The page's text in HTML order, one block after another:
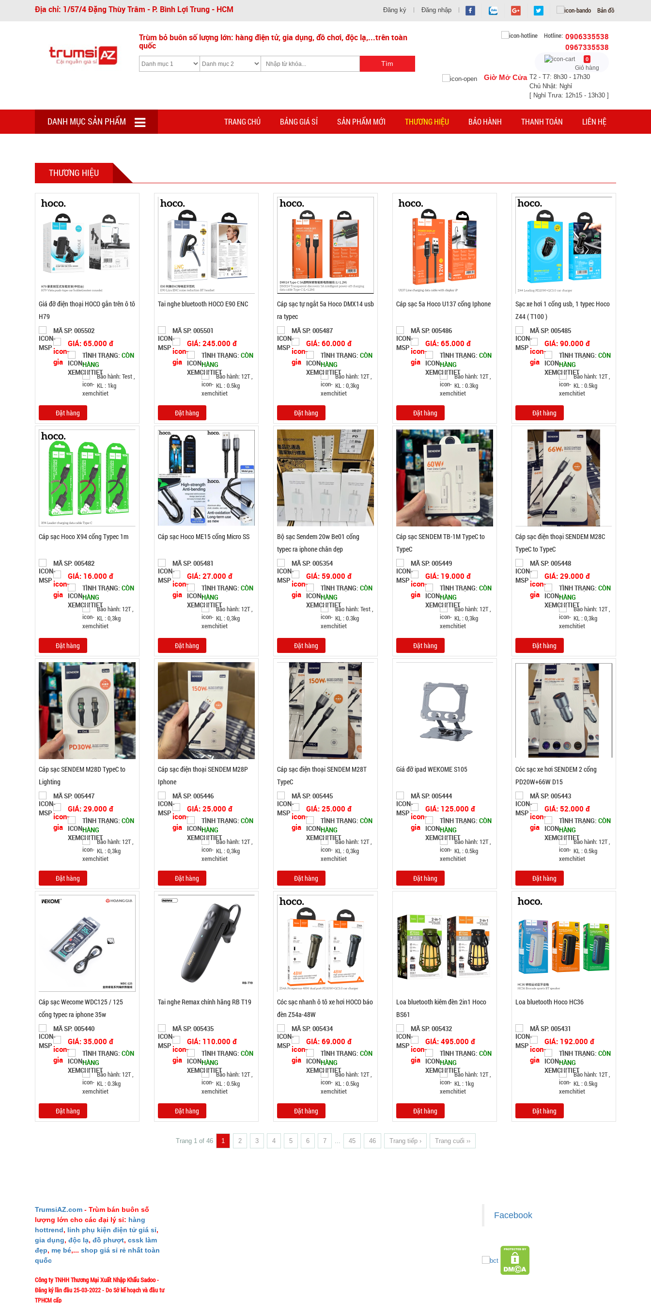
Địa chỉ: 1/57/4 Đặng Thùy Trâm - P. Bình Lợi Trung - HCM Bản đồ
Đăng ký Đăng nhập
Trùm bỏ buôn số lượng lớn: hàng điện tử, gia dụng, đồ chơi, độc lạ,...trên toàn
quốc
Hotline: 0906335538
0967335538
0
Giỏ hàng
Giờ Mở Cửa T2 - T7: 8h30 - 17h30
Chủ Nhật: Nghỉ
[ Nghỉ Trưa: 12h15 - 13h30 ]
DANH MỤC SẢN PHẨM TRANG CHỦ BẢNG GIÁ SỈ SẢN PHẨM MỚI THƯƠNG HIỆU BẢO HÀNH THANH TOÁN LIÊN HỆ
THƯƠNG HIỆU
Giá đỡ điện thoại HOCO gắn trên ô tô
H79
MÃ SP: 005502
GIÁ: 65.000 đ
TÌNH TRẠNG: CÒN
HÀNG
Bảo hành: Test ,
KL : 1kg
Đặt hàng
Tai nghe bluetooth HOCO E90 ENC
MÃ SP: 005501
GIÁ: 245.000 đ
TÌNH TRẠNG: CÒN
HÀNG
Bảo hành: 12T ,
KL : 0.5kg
Đặt hàng
Cáp sạc tự ngắt 5a Hoco DMX14 usb
ra typec
MÃ SP: 005487
GIÁ: 60.000 đ
TÌNH TRẠNG: CÒN
HÀNG
Bảo hành: 12T ,
KL : 0,3kg
Đặt hàng
Cáp sạc 5a Hoco U137 cổng Iphone
MÃ SP: 005486
GIÁ: 65.000 đ
TÌNH TRẠNG: CÒN
HÀNG
Bảo hành: 12T ,
KL : 0.3kg
Đặt hàng
Sạc xe hơi 1 cổng usb, 1 typec Hoco
Z44 ( T100 )
MÃ SP: 005485
GIÁ: 90.000 đ
TÌNH TRẠNG: CÒN
HÀNG
Bảo hành: 12T ,
KL : 0.5kg
Đặt hàng
Cáp sạc Hoco X94 cổng Typec 1m
MÃ SP: 005482
GIÁ: 16.000 đ
TÌNH TRẠNG: CÒN
HÀNG
Bảo hành: 12T ,
KL : 0,3kg
Đặt hàng
Cáp sạc Hoco ME15 cổng Micro SS
MÃ SP: 005481
GIÁ: 27.000 đ
TÌNH TRẠNG: CÒN
HÀNG
Bảo hành: 12T ,
KL : 0,3kg
Đặt hàng
Bộ sạc Sendem 20w Be01 cổng
typec ra iphone chân dẹp
MÃ SP: 005354
GIÁ: 59.000 đ
TÌNH TRẠNG: CÒN
HÀNG
Bảo hành: Test ,
KL : 0.3kg
Đặt hàng
Cáp sạc SENDEM TB-1M TypeC to
TypeC
MÃ SP: 005449
GIÁ: 19.000 đ
TÌNH TRẠNG: CÒN
HÀNG
Bảo hành: 12T ,
KL : 0,3kg
Đặt hàng
Cáp sạc điện thoại SENDEM M28C
TypeC to TypeC
MÃ SP: 005448
GIÁ: 29.000 đ
TÌNH TRẠNG: CÒN
HÀNG
Bảo hành: 12T ,
KL : 0,3kg
Đặt hàng
Cáp sạc SENDEM M28D TypeC to
Lighting
MÃ SP: 005447
GIÁ: 29.000 đ
TÌNH TRẠNG: CÒN
HÀNG
Bảo hành: 12T ,
KL : 0,3kg
Đặt hàng
Cáp sạc điện thoại SENDEM M28P
Iphone
MÃ SP: 005446
GIÁ: 25.000 đ
TÌNH TRẠNG: CÒN
HÀNG
Bảo hành: 12T ,
KL : 0,3kg
Đặt hàng
Cáp sạc điện thoại SENDEM M28T
TypeC
MÃ SP: 005445
GIÁ: 25.000 đ
TÌNH TRẠNG: CÒN
HÀNG
Bảo hành: 12T ,
KL : 0,3kg
Đặt hàng
Giá đỡ ipad WEKOME S105
MÃ SP: 005444
GIÁ: 125.000 đ
TÌNH TRẠNG: CÒN
HÀNG
Bảo hành: 12T ,
KL : 0.5kg
Đặt hàng
Cóc sạc xe hơi SENDEM 2 cổng
PD20W+66W D15
MÃ SP: 005443
GIÁ: 52.000 đ
TÌNH TRẠNG: CÒN
HÀNG
Bảo hành: 12T ,
KL : 0.5kg
Đặt hàng
Cáp sạc Wecome WDC125 / 125
cổng typec ra iphone 35w
MÃ SP: 005440
GIÁ: 35.000 đ
TÌNH TRẠNG: CÒN
HÀNG
Bảo hành: 12T ,
KL : 0.3kg
Đặt hàng
Tai nghe Remax chính hãng RB T19
MÃ SP: 005435
GIÁ: 110.000 đ
TÌNH TRẠNG: CÒN
HÀNG
Bảo hành: 12T ,
KL : 0.5kg
Đặt hàng
Cóc sạc nhanh ô tô xe hơi HOCO báo
đèn Z54a-48W
MÃ SP: 005434
GIÁ: 69.000 đ
TÌNH TRẠNG: CÒN
HÀNG
Bảo hành: 12T ,
KL : 0.5kg
Đặt hàng
Loa bluetooth kiêm đèn 2in1 Hoco
BS61
MÃ SP: 005432
GIÁ: 495.000 đ
TÌNH TRẠNG: CÒN
HÀNG
Bảo hành: 12T ,
KL : 1kg
Đặt hàng
Loa bluetooth Hoco HC36
MÃ SP: 005431
GIÁ: 192.000 đ
TÌNH TRẠNG: CÒN
HÀNG
Bảo hành: 12T ,
KL : 0.5kg
Đặt hàng
Trang 1 of 46 1 2 3 4 5 6 7 ... 45 46 Trang tiếp › Trang cuối ››
TrumsiAZ.com - Trùm bán buôn số
lượng lớn cho các đại lý sỉ: hàng
hottrend, linh phụ kiện điện tử giá sỉ,
gia dụng, độc lạ, đồ phượt, cssk làm
đẹp, mẹ bé,... shop giá sỉ rẻ nhất toàn
quốc
Công ty TNHH Thương Mại Xuất Nhập Khẩu Sadoo-
Đăng ký lần đầu 25-03-2022 - Do Sở kế hoạch và đầu tư
TPHCM cấp
Facebook